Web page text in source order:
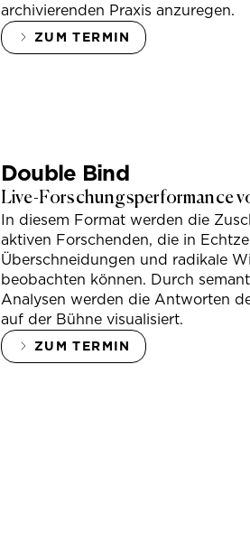
archivierenden Praxis anzuregen.
ZUM TERMIN
Double Bind
Live-Forschungsperformance
In diesem Format werden die
aktiven Forschenden, die in
Überschneidungen und radikale
beobachten können. Durch
Analysen werden die Antworten
auf der Bühne visualisiert.
ZUM TERMIN